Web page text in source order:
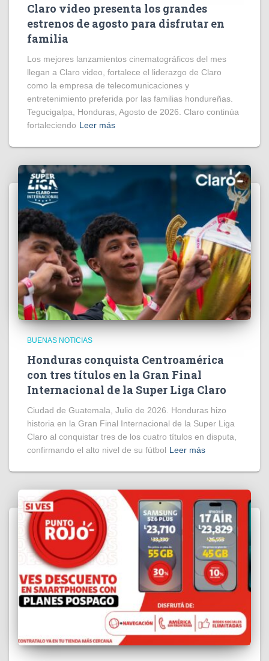
Claro video presenta los grandes
estrenos de agosto para disfrutar en
familia
Los mejores lanzamientos cinematográficos del mes
llegan a Claro video, fortalece el liderazgo de Claro
como la empresa de telecomunicaciones y
entretenimiento preferida por las familias hondureñas.
Tegucigalpa, Honduras, Agosto de 2026. Claro continúa
fortaleciendo Leer más
BUENAS NOTICIAS
Honduras conquista Centroamérica
con tres títulos en la Gran Final
Internacional de la Super Liga Claro
Ciudad de Guatemala, Julio de 2026. Honduras hizo
historia en la Gran Final Internacional de la Super Liga
Claro al conquistar tres de los cuatro títulos en disputa,
confirmando el alto nivel de su fútbol Leer más